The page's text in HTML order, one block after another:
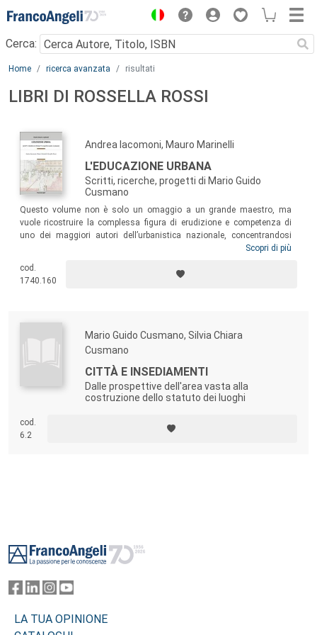
Menu
Cerca:
Main content
Home ricerca avanzata risultati
LIBRI DI ROSSELLA ROSSI
Andrea Iacomoni, Mauro Marinelli
L'EDUCAZIONE URBANA
Scritti, ricerche, progetti di Mario Guido
Cusmano
Questo volume non è solo un omaggio a un grande maestro, ma
vuole ricostruire la complessa figura di erudizione e competenza di
uno dei maggiori autori dell’urbanistica nazionale, concentrandosi
sulla necessità di comporre un itinerario teorico e applicativo, ma
urbanistica. Il testo vuole portare alla luce una testimonianza
articolata di vita, pensieri, ricerche e opere, che ci rivelano una grande
Scopri di più
cod.
1740.160
Mario Guido Cusmano, Silvia Chiara
Cusmano
CITTÀ E INSEDIAMENTI
Dalle prospettive dell'area vasta alla
costruzione dello statuto dei luoghi
cod.
6.2
LA TUA OPINIONE